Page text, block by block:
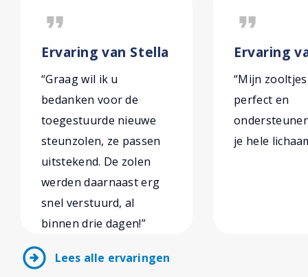
format_quote
Ervaring van Stella
“Graag wil ik u
bedanken voor de
toegestuurde nieuwe
steunzolen, ze passen
uitstekend. De zolen
werden daarnaast erg
snel verstuurd, al
binnen drie dagen!”
format_quote
Ervaring
“Mijn
perfect en
je hele
arrow_circle_right Lees alle ervaringen